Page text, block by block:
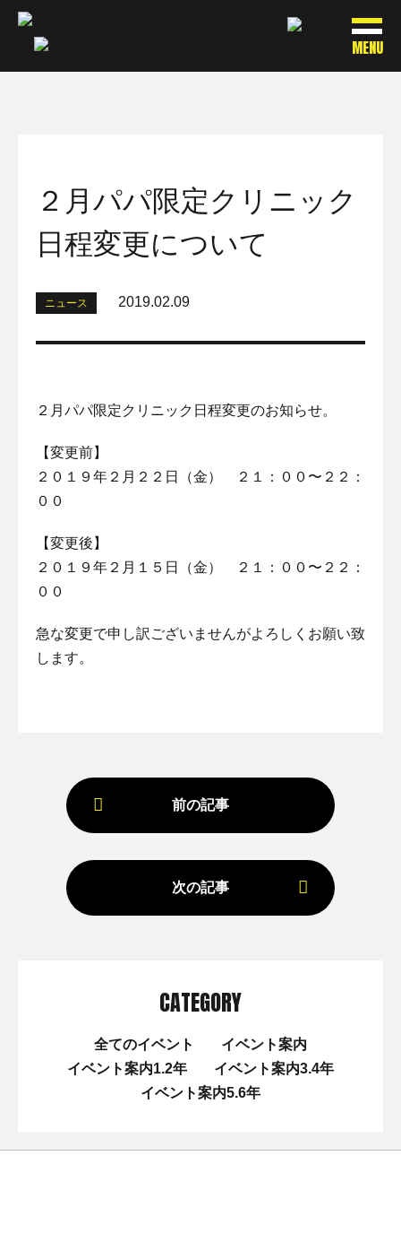
MENU
２月パパ限定クリニック
日程変更について
ニュース 2019.02.09
２月パパ限定クリニック日程変更のお知らせ。
【変更前】
２０１９年２月２２日（金） ２１：００〜２２：
００
【変更後】
２０１９年２月１５日（金） ２１：００〜２２：
００
急な変更で申し訳ございませんがよろしくお願い致
します。
前の記事
次の記事
CATEGORY
全てのイベント
イベント案内
イベント案内1.2年
イベント案内3.4年
イベント案内5.6年